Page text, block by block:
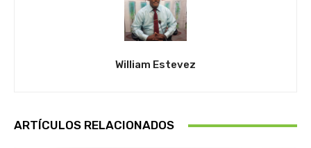
William Estevez
ARTÍCULOS RELACIONADOS